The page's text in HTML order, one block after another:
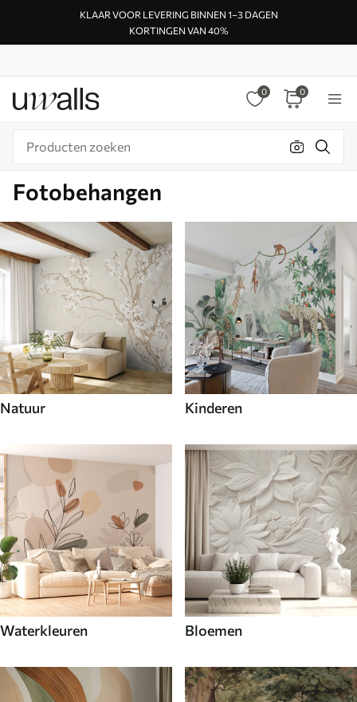
KLAAR VOOR LEVERING BINNEN 1–3 DAGEN
KORTINGEN VAN 40%
0 0
Fotobehangen
Natuur Kinderen
Waterkleuren Bloemen